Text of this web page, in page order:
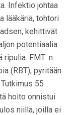
Infektio johtaa
lääkäriä, tohtori
kehittivät
potentiaalia
FMT: n
(RBT), pyritään
55
hoito onnistui
niillä, joilla ei